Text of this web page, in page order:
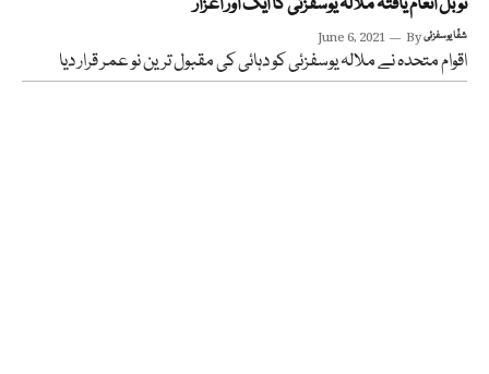
June 6, 2021 Byشفّا یوسفزئی
اقوام متحدہ نے ملالہ یوسفزئی کو دہائی کی مقبول ترین نو عمر قرار دیا